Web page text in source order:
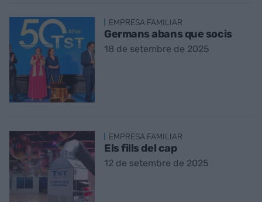
EMPRESA FAMILIAR
Germans abans que socis
18 de setembre de 2025
EMPRESA FAMILIAR
Els fills del cap
12 de setembre de 2025